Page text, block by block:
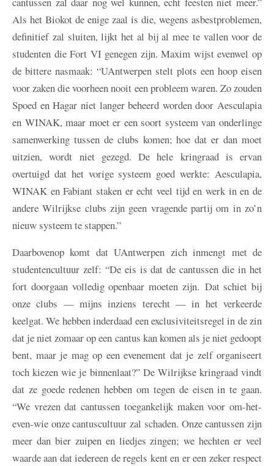
Als het Biokot de enige zaal is die, wegens asbestproblemen,
definitief zal sluiten, lijkt het al bij al mee te vallen voor de
studenten die Fort VI genegen zijn. Maxim wijst evenwel op
de bittere nasmaak: “UAntwerpen stelt plots een hoop eisen
voor zaken die voorheen nooit een probleem waren. Zo zouden
Spoed en Hagar niet langer beheerd worden door Aesculapia
en WINAK, maar moet er een soort systeem van onderlinge
samenwerking tussen de clubs komen; hoe dat er dan moet
uitzien, wordt niet gezegd. De hele kringraad is ervan
overtuigd dat het vorige systeem goed werkte: Aesculapia,
WINAK en Fabiant staken er echt veel tijd en werk in en de
andere Wilrijkse clubs zijn geen vragende partij om in zo’n
nieuw systeem te stappen.”
Daarbovenop komt dat UAntwerpen zich inmengt met de
studentencultuur zelf: “De eis is dat de cantussen die in het
fort doorgaan volledig openbaar moeten zijn. Dat schiet bij
onze clubs — mijns inziens terecht — in het verkeerde
keelgat. We hebben inderdaad een exclusiviteitsregel in de zin
dat je niet zomaar op een cantus kan komen als je niet gedoopt
bent, maar je mag op een evenement dat je zelf organiseert
toch kiezen wie je binnenlaat?” De Wilrijkse kringraad vindt
dat ze goede redenen hebben om tegen de eisen in te gaan.
“We vrezen dat cantussen toegankelijk maken voor om-het-
even-wie onze cantuscultuur zal schaden. Onze cantussen zijn
meer dan bier zuipen en liedjes zingen; we hechten er veel
waarde aan dat iedereen de regels kent en er een zeker respect